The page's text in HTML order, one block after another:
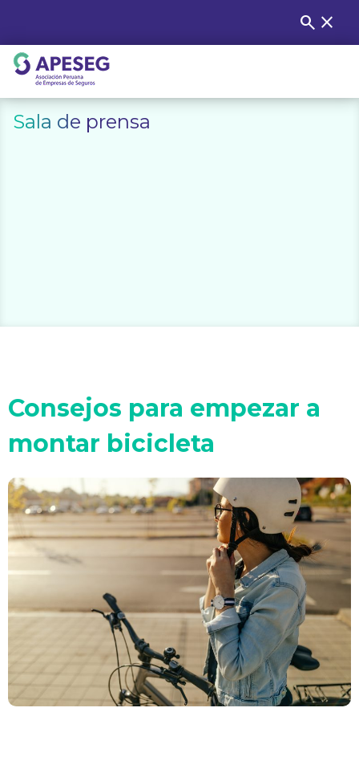
content
Buscar:
search close
APESEG
Sala de prensa
Consejos para empezar a
montar bicicleta